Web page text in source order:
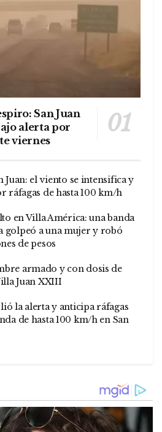
San Juan
alerta por
viernes
Juan: el viento se intensifica y
ráfagas de hasta 100 km/h
en Villa América: una banda
golpeó a una mujer y robó
de pesos
armado y con dosis de
Juan XXIII
la alerta y anticipa ráfagas
de hasta 100 km/h en San